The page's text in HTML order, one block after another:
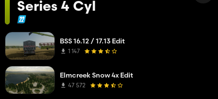
Series 4 Cyl
BSS 16.12 / 17.13 Edit
1 147
Elmcreek Snow 4x Edit
47 572